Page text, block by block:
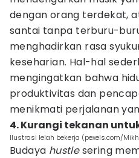
dengan orang terdekat,
santai tanpa terburu-
menghadirkan rasa
keseharian. Hal-hal
mengingatkan bahwa
produktivitas dan
menikmati perjalanan
4. Kurangi tekanan
Ilustrasi lelah bekerja (pexels.com/
Budaya hustlesering